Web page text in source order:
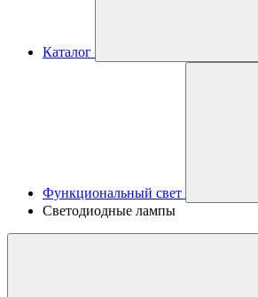
Каталог
Функциональный свет
Светодиодные лампы